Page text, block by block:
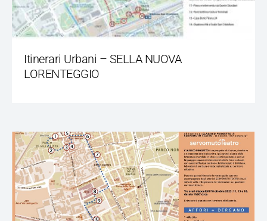
Itinerari Urbani – SELLA NUOVA
LORENTEGGIO